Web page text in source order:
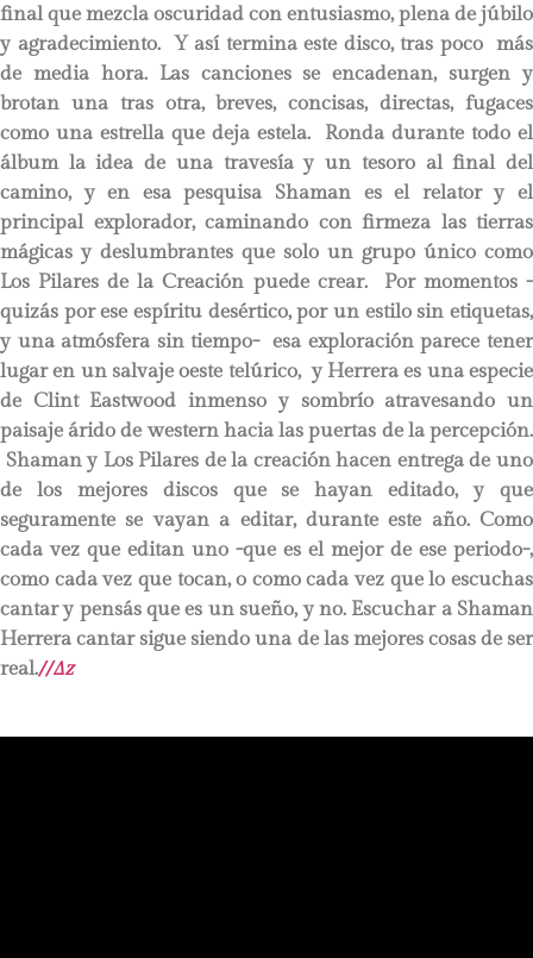
final que mezcla oscuridad con entusiasmo, plena de júbilo
y agradecimiento. Y así termina este disco, tras poco más
de media hora. Las canciones se encadenan, surgen y
brotan una tras otra, breves, concisas, directas, fugaces
como una estrella que deja estela. Ronda durante todo el
álbum la idea de una travesía y un tesoro al final del
camino, y en esa pesquisa Shaman es el relator y el
principal explorador, caminando con firmeza las tierras
mágicas y deslumbrantes que solo un grupo único como
Los Pilares de la Creación puede crear. Por momentos -
quizás por ese espíritu desértico, por un estilo sin etiquetas,
y una atmósfera sin tiempo- esa exploración parece tener
lugar en un salvaje oeste telúrico, y Herrera es una especie
de Clint Eastwood inmenso y sombrío atravesando un
paisaje árido de western hacia las puertas de la percepción.
Shaman y Los Pilares de la creación hacen entrega de uno
de los mejores discos que se hayan editado, y que
seguramente se vayan a editar, durante este año. Como
cada vez que editan uno -que es el mejor de ese periodo-,
como cada vez que tocan, o como cada vez que lo escuchas
cantar y pensás que es un sueño, y no. Escuchar a Shaman
Herrera cantar sigue siendo una de las mejores cosas de ser
real.//∆z